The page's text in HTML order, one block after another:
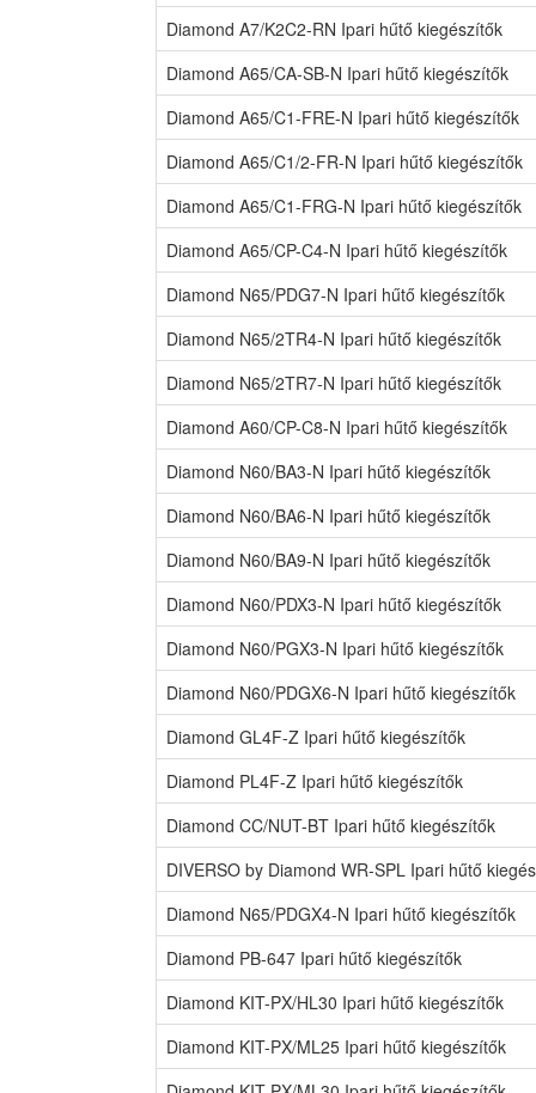
Diamond A7/K2C2-RN Ipari hűtő kiegészítők
Diamond A65/CA-SB-N Ipari hűtő kiegészítők
Diamond A65/C1-FRE-N Ipari hűtő kiegészítők
Diamond A65/C1/2-FR-N Ipari hűtő kiegészítők
Diamond A65/C1-FRG-N Ipari hűtő kiegészítők
Diamond A65/CP-C4-N Ipari hűtő kiegészítők
Diamond N65/PDG7-N Ipari hűtő kiegészítők
Diamond N65/2TR4-N Ipari hűtő kiegészítők
Diamond N65/2TR7-N Ipari hűtő kiegészítők
Diamond A60/CP-C8-N Ipari hűtő kiegészítők
Diamond N60/BA3-N Ipari hűtő kiegészítők
Diamond N60/BA6-N Ipari hűtő kiegészítők
Diamond N60/BA9-N Ipari hűtő kiegészítők
Diamond N60/PDX3-N Ipari hűtő kiegészítők
Diamond N60/PGX3-N Ipari hűtő kiegészítők
Diamond N60/PDGX6-N Ipari hűtő kiegészítők
Diamond GL4F-Z Ipari hűtő kiegészítők
Diamond PL4F-Z Ipari hűtő kiegészítők
Diamond CC/NUT-BT Ipari hűtő kiegészítők
DIVERSO by Diamond WR-SPL Ipari hűtő
Diamond N65/PDGX4-N Ipari hűtő kiegészítők
Diamond PB-647 Ipari hűtő kiegészítők
Diamond KIT-PX/HL30 Ipari hűtő kiegészítők
Diamond KIT-PX/ML25 Ipari hűtő kiegészítők